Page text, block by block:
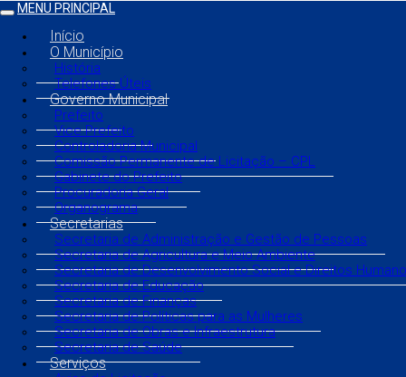
MENU PRINCIPAL
Início
O Município
História
Telefones Úteis
Governo Municipal
Prefeito
Vice Prefeito
Controladoria Municipal
Comissão Permanente de Licitação – CPL
Gabinete do Prefeito
Procuradoria Geral
Organograma
Secretarias
Secretaria de Administração e Gestão de Pessoas
Secretaria de Agricultura e Meio Ambiente
Secretaria de Desenvolvimento Social e Direitos
Secretaria de Educação
Secretaria de Finanças
Secretaria de Políticas para as Mulheres
Secretaria de Obras e Infraestrutura
Secretaria de Saúde
Serviços